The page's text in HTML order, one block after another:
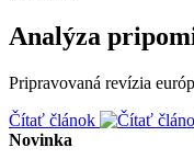
Analýza
Pripravovaná revízia
Čítať článok
Novinka